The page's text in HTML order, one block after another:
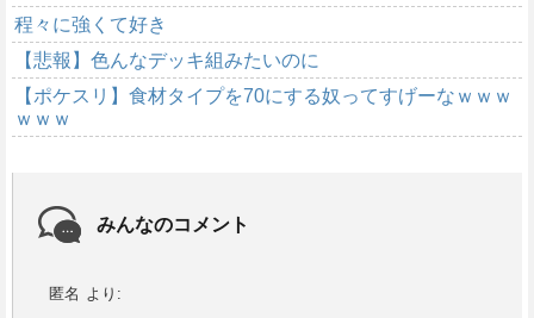
程々に強くて好き
【悲報】色んなデッキ組みたいのに
【ポケスリ】食材タイプを70にする奴ってすげーなｗｗｗ
ｗｗｗ
みんなのコメント
匿名 より: